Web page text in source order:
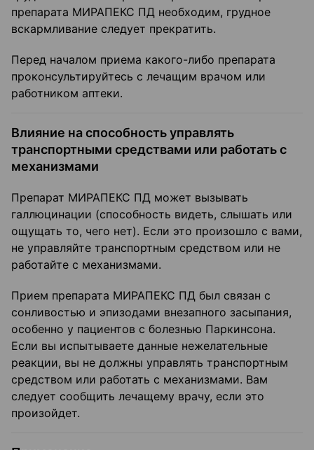
препарата МИРАПЕКС ПД необходим, грудное
вскармливание следует прекратить.
Перед началом приема какого-либо препарата
проконсультируйтесь с лечащим врачом или
работником аптеки.
Влияние на способность управлять
транспортными средствами или работать с
механизмами
Препарат МИРАПЕКС ПД может вызывать
галлюцинации (способность видеть, слышать или
ощущать то, чего нет). Если это произошло с вами,
не управляйте транспортным средством или не
работайте с механизмами.
Прием препарата МИРАПЕКС ПД был связан с
сонливостью и эпизодами внезапного засыпания,
особенно у пациентов с болезнью Паркинсона.
Если вы испытываете данные нежелательные
реакции, вы не должны управлять транспортным
средством или работать с механизмами. Вам
следует сообщить лечащему врачу, если это
произойдет.